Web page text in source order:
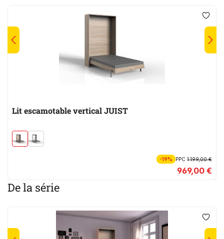
Lit escamotable vertical JUIST
-19% PPC1 199,00 €
969,00 €
De la série